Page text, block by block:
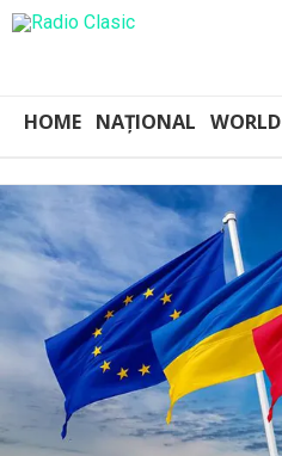
HOME NAȚIONAL WORLD